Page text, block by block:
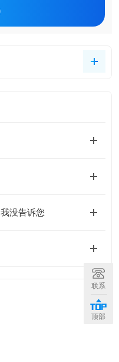
没告诉您
联系
顶部